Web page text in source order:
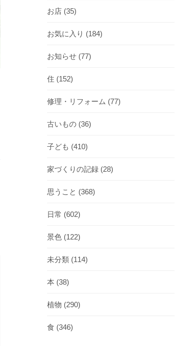
お店 (35)
お気に入り (184)
お知らせ (77)
住 (152)
修理・リフォーム (77)
古いもの (36)
子ども (410)
家づくりの記録 (28)
思うこと (368)
日常 (602)
景色 (122)
未分類 (114)
本 (38)
植物 (290)
食 (346)